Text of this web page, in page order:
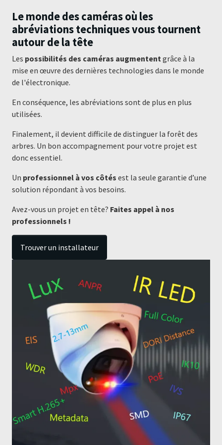
Le monde des caméras où les
abréviations techniques vous tournent
autour de la tête
Les possibilités des caméras augmententgrâce à la
mise en œuvre des dernières technologies dans le monde
de l'électronique.
En conséquence, les abréviations sont de plus en plus
utilisées.
Finalement, il devient difficile de distinguer la forêt des
arbres. Un bon accompagnement pour votre projet est
donc essentiel.
Un professionnel à vos côtés est la seule garantie d’une
solution répondant à vos besoins.
Avez-vous un projet en tête? Faites appel à nos
professionnels !
Trouver un installateur